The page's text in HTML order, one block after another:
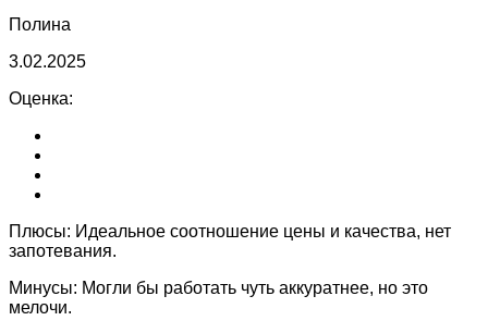
Полина
3.02.2025
Оценка:
Плюсы: Идеальное соотношение цены и качества, нет
запотевания.
Минусы: Могли бы работать чуть аккуратнее, но это
мелочи.